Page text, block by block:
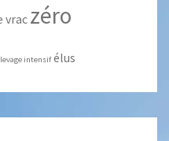
vrac zéro
intensif élus